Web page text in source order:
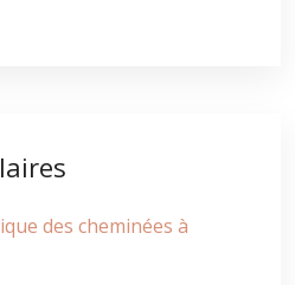
des cheminées à